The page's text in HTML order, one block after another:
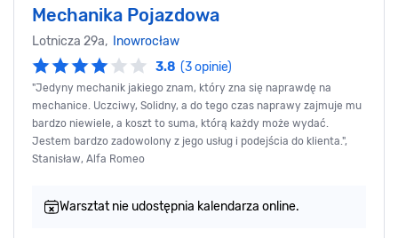
Mechanika Pojazdowa
Lotnicza 29a,
Inowrocław
3.8 (3 opinie)
"Jedyny mechanik jakiego znam, który zna się naprawdę na
mechanice. Uczciwy, Solidny, a do tego czas naprawy zajmuje mu
bardzo niewiele, a koszt to suma, którą każdy może wydać.
Jestem bardzo zadowolony z jego usług i podejścia do klienta.",
Stanisław, Alfa Romeo
Warsztat nie udostępnia kalendarza online.